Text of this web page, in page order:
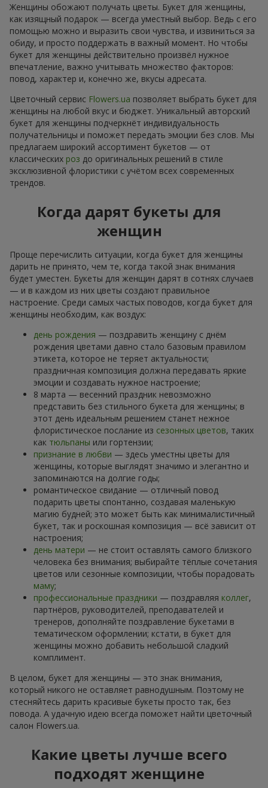
Женщины обожают получать цветы. Букет для женщины,
как изящный подарок — всегда уместный выбор. Ведь с его
помощью можно и выразить свои чувства, и извиниться за
обиду, и просто поддержать в важный момент. Но чтобы
букет для женщины действительно произвёл нужное
впечатление, важно учитывать множество факторов:
повод, характер и, конечно же, вкусы адресата.
Цветочный сервис Flowers.ua позволяет выбрать букет для
женщины на любой вкус и бюджет. Уникальный авторский
букет для женщины подчеркнёт индивидуальность
получательницы и поможет передать эмоции без слов. Мы
предлагаем широкий ассортимент букетов — от
классических роз до оригинальных решений в стиле
эксклюзивной флористики с учётом всех современных
трендов.
Когда дарят букеты для
женщин
Проще перечислить ситуации, когда букет для женщины
дарить не принято, чем те, когда такой знак внимания
будет уместен. Букеты для женщин дарят в сотнях случаев
— и в каждом из них цветы создают правильное
настроение. Среди самых частых поводов, когда букет для
женщины необходим, как воздух:
день рождения — поздравить женщину с днём
рождения цветами давно стало базовым правилом
этикета, которое не теряет актуальности;
праздничная композиция должна передавать яркие
эмоции и создавать нужное настроение;
8 марта — весенний праздник невозможно
представить без стильного букета для женщины; в
этот день идеальным решением станет нежное
флористическое послание из сезонных цветов, таких
как тюльпаны или гортензии;
признание в любви — здесь уместны цветы для
женщины, которые выглядят значимо и элегантно и
запоминаются на долгие годы;
романтическое свидание — отличный повод
подарить цветы спонтанно, создавая маленькую
магию будней; это может быть как минималистичный
букет, так и роскошная композиция — всё зависит от
настроения;
день матери — не стоит оставлять самого близкого
человека без внимания; выбирайте тёплые сочетания
цветов или сезонные композиции, чтобы порадовать
маму;
профессиональные праздники — поздравляя коллег,
партнёров, руководителей, преподавателей и
тренеров, дополняйте поздравление букетами в
тематическом оформлении; кстати, в букет для
женщины можно добавить небольшой сладкий
комплимент.
В целом, букет для женщины — это знак внимания,
который никого не оставляет равнодушным. Поэтому не
стесняйтесь дарить красивые букеты просто так, без
повода. А удачную идею всегда поможет найти цветочный
салон Flowers.ua.
Какие цветы лучше всего
подходят женщине